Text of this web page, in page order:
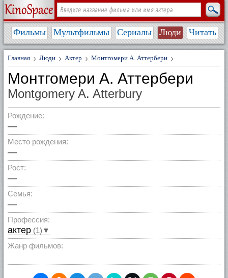
Фильмы Мультфильмы Сериалы Люди Читать
Главная Люди Актер Монтгомери А. Аттербери
Монтгомери А. Аттербери
Montgomery A. Atterbury
Рождение:
—
Место рождения:
—
Рост:
—
Семья:
—
Профессия:
актер (1)▼
Жанр фильмов: